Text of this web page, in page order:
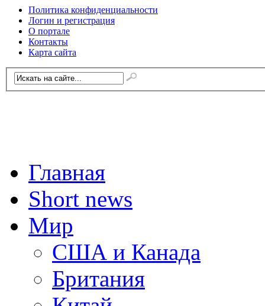
Политика конфиденциальности
Логин и регистрация
О портале
Контакты
Карта сайта
Главная
Short news
Мир
США и Канада
Британия